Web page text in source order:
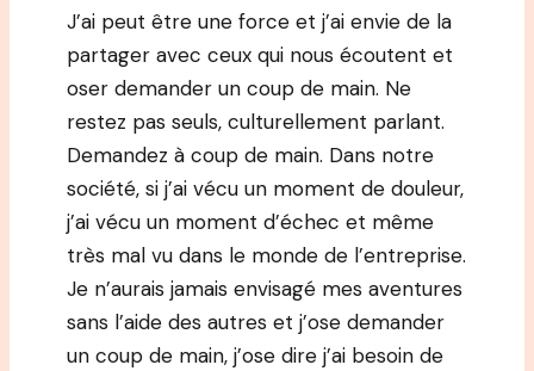
J’ai peut être une force et j’ai envie de la
partager avec ceux qui nous écoutent et
oser demander un coup de main. Ne
restez pas seuls, culturellement parlant.
Demandez à coup de main. Dans notre
société, si j’ai vécu un moment de douleur,
j’ai vécu un moment d’échec et même
très mal vu dans le monde de l’entreprise.
Je n’aurais jamais envisagé mes aventures
sans l’aide des autres et j’ose demander
un coup de main, j’ose dire j’ai besoin de